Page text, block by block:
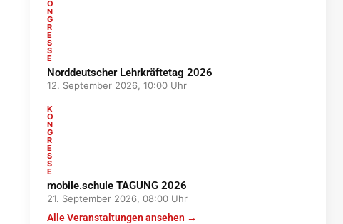
O
N
G
R
E
S
S
E
Norddeutscher Lehrkräftetag 2026
12. September 2026, 10:00 Uhr
K
O
N
G
R
E
S
S
E
mobile.schule TAGUNG 2026
21. September 2026, 08:00 Uhr
Alle Veranstaltungen ansehen →